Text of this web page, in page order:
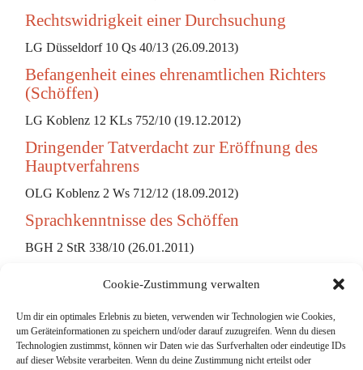
Cookie-Zustimmung verwalten
Um dir ein optimales Erlebnis zu bieten, verwenden wir Technologien wie Cookies,
um Geräteinformationen zu speichern und/oder darauf zuzugreifen. Wenn du diesen
Technologien zustimmst, können wir Daten wie das Surfverhalten oder eindeutige IDs
auf dieser Website verarbeiten. Wenn du deine Zustimmung nicht erteilst oder
Rechtswidrigkeit einer Durchsuchung
LG Düsseldorf 10 Qs 40/13 (26.09.2013)
Befangenheit eines ehrenamtlichen Richters
(Schöffen)
LG Koblenz 12 KLs 752/10 (19.12.2012)
Dringender Tatverdacht zur Eröffnung des
Hauptverfahrens
OLG Koblenz 2 Ws 712/12 (18.09.2012)
Sprachkenntnisse des Schöffen
BGH 2 StR 338/10 (26.01.2011)
Suche